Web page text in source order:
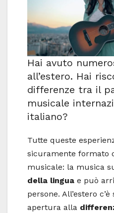
Hai avuto
all’estero. Hai
differenze tra il
musicale
italiano?
Tutte queste
sicuramente formato
musicale: la musica
della lingua e può
persone. All’estero
apertura alla